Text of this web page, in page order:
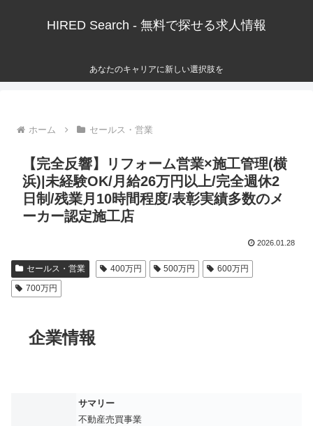
HIRED Search - 無料で探せる求人情報
あなたのキャリアに新しい選択肢を
ホーム セールス・営業
【完全反響】リフォーム営業×施工管理(横
浜)|未経験OK/月給26万円以上/完全週休2
日制/残業月10時間程度/表彰実績多数のメ
ーカー認定施工店
2026.01.28
セールス・営業 400万円 500万円
600万円
700万円
企業情報
サマリー
不動産売買事業